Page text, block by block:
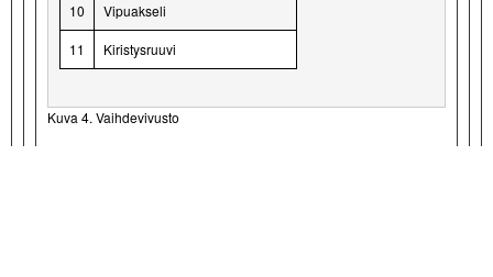
10 Vipuakseli
11 Kiristysruuvi
Kuva 4. Vaihdevivusto